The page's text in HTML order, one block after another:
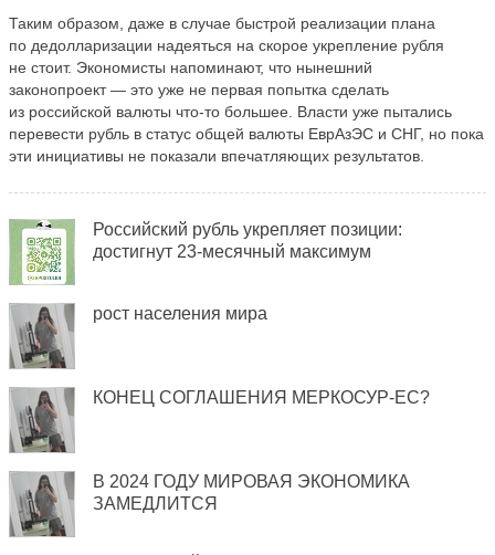
Таким образом, даже в случае быстрой реализации плана
по дедолларизации надеяться на скорое укрепление рубля
не стоит. Экономисты напоминают, что нынешний
законопроект — это уже не первая попытка сделать
из российской валюты что-то большее. Власти уже пытались
перевести рубль в статус общей валюты ЕврАзЭС и СНГ, но пока
эти инициативы не показали впечатляющих результатов.
Российский рубль укрепляет позиции:
достигнут 23-месячный максимум
рост населения мира
КОНЕЦ СОГЛАШЕНИЯ МЕРКОСУР-ЕС?
В 2024 ГОДУ МИРОВАЯ ЭКОНОМИКА
ЗАМЕДЛИТСЯ